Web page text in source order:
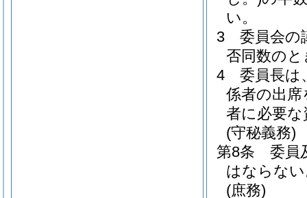
い。
3
委員会の
否同数の
4
委員長は
係者の出
者に必要
(守秘義務)
第8条
委員
はならな
(庶務)